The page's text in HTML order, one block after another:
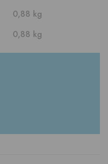
0,88 kg
0,88 kg